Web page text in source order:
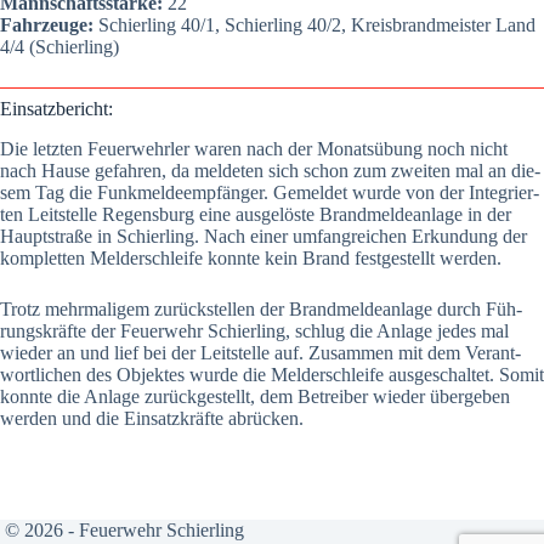
Fahr­zeu­ge: Schier­ling 40/1, Schier­ling 40/2, Kreis­brand­meis­ter Land
4/4 (Schier­ling)
Ein­satz­be­richt:
Die letz­ten Feu­er­wehr­ler waren nach der Monats­übung noch nicht
nach Hau­se gefah­ren, da mel­de­ten sich schon zum zwei­ten mal an die­
sem Tag die Funk­mel­de­emp­fän­ger. Gemel­det wur­de von der Inte­grier­
ten Leit­stel­le Regens­burg eine aus­ge­lös­te Brand­mel­de­an­la­ge in der
Haupt­stra­ße in Schier­ling. Nach einer umfang­rei­chen Erkun­dung der
kom­plet­ten Mel­der­schlei­fe konn­te kein Brand fest­ge­stellt wer­den.
Trotz mehr­ma­li­gem zurück­stel­len der Brand­mel­de­an­la­ge durch Füh­
rungs­kräf­te der Feu­er­wehr Schier­ling, schlug die Anla­ge jedes mal
wie­der an und lief bei der Leit­stel­le auf. Zusam­men mit dem Ver­ant­
wort­li­chen des Objek­tes wur­de die Mel­der­schlei­fe aus­ge­schal­tet. Somit
konn­te die Anla­ge zurück­ge­stellt, dem Betrei­ber wie­der über­ge­ben
wer­den und die Ein­satz­kräf­te abrü­cken.
© 2026 - Feuerwehr Schierling